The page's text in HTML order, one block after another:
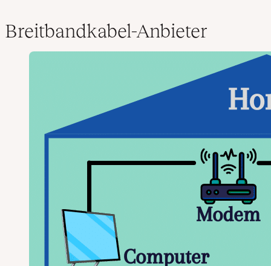
Breitbandkabel-Anbieter